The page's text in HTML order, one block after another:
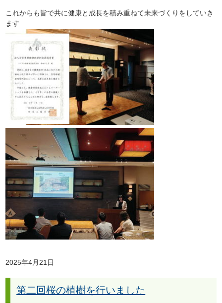
これからも皆で共に健康と成長を積み重ねて未来づくりをしていき
ます
2025年4月21日
第二回桜の植樹を行いました